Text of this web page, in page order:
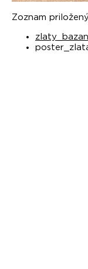
Zoznam